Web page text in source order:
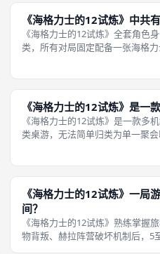
《海格力士的12试炼》中共
《海格力士的12试炼》全套角色
类，所有对局固定配备一张海格
时才会补充，三类角色牌功能、
《海格力士的12试炼》是一
《海格力士的12试炼》是一款多
类桌游，无法简单归类为单一聚
务完成、资源管理、可变玩家
《海格力士的12试炼》一局
间？
《海格力士的12试炼》熟练掌握
物背叛、赫拉阵营破坏机制后，5